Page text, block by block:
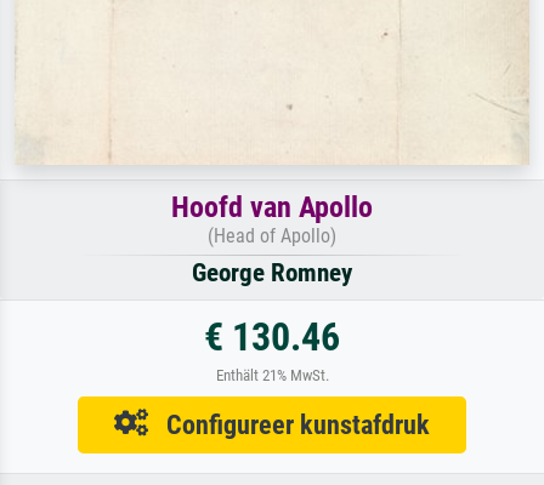
Hoofd van Apollo
(Head of Apollo)
George Romney
€ 130.46
Enthält 21% MwSt.
Configureer kunstafdruk